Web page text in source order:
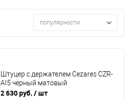
популярности
Штуцер с держателем Cezares CZR-
AI5 черный матовый
2 630 руб. / шт